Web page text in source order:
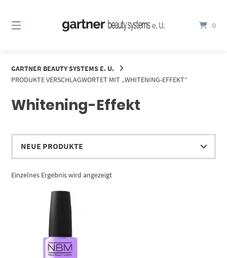
Inhalt
0
GARTNER BEAUTY SYSTEMS E. U.
PRODUKTE VERSCHLAGWORTET MIT „WHITENING-EFFEKT“
Whitening-Effekt
Einzelnes Ergebnis wird angezeigt